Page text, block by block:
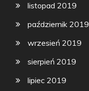
listopad 2019
październik 2019
wrzesień 2019
sierpień 2019
lipiec 2019